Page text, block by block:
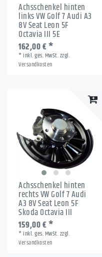
Achsschenkel hinten
links VW Golf 7 Audi A3
8V Seat Leon 5F
Octavia III 5E
162,00 € *
*inkl. ges. MwSt.zzgl.
Versandkosten
Achsschenkel hinten
rechts VW Golf 7 Audi
A3 8V Seat Leon 5F
Skoda Octavia III
159,00 € *
*inkl. ges. MwSt.zzgl.
Versandkosten